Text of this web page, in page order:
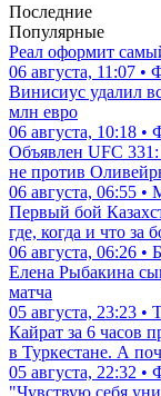
Последние
Популярные
Реал оформит
06 августа, 11:07 •
Винисиус удалил
млн евро
06 августа, 10:18 •
Объявлен UFC
не против
06 августа, 06:55
Первый бой
где, когда и что за
06 августа, 06:26 •
Елена Рыбакина
матча
05 августа, 23:23 •
Кайрат за 6 часов
в Туркестане. А
05 августа, 22:32 •
"Чувствую себя